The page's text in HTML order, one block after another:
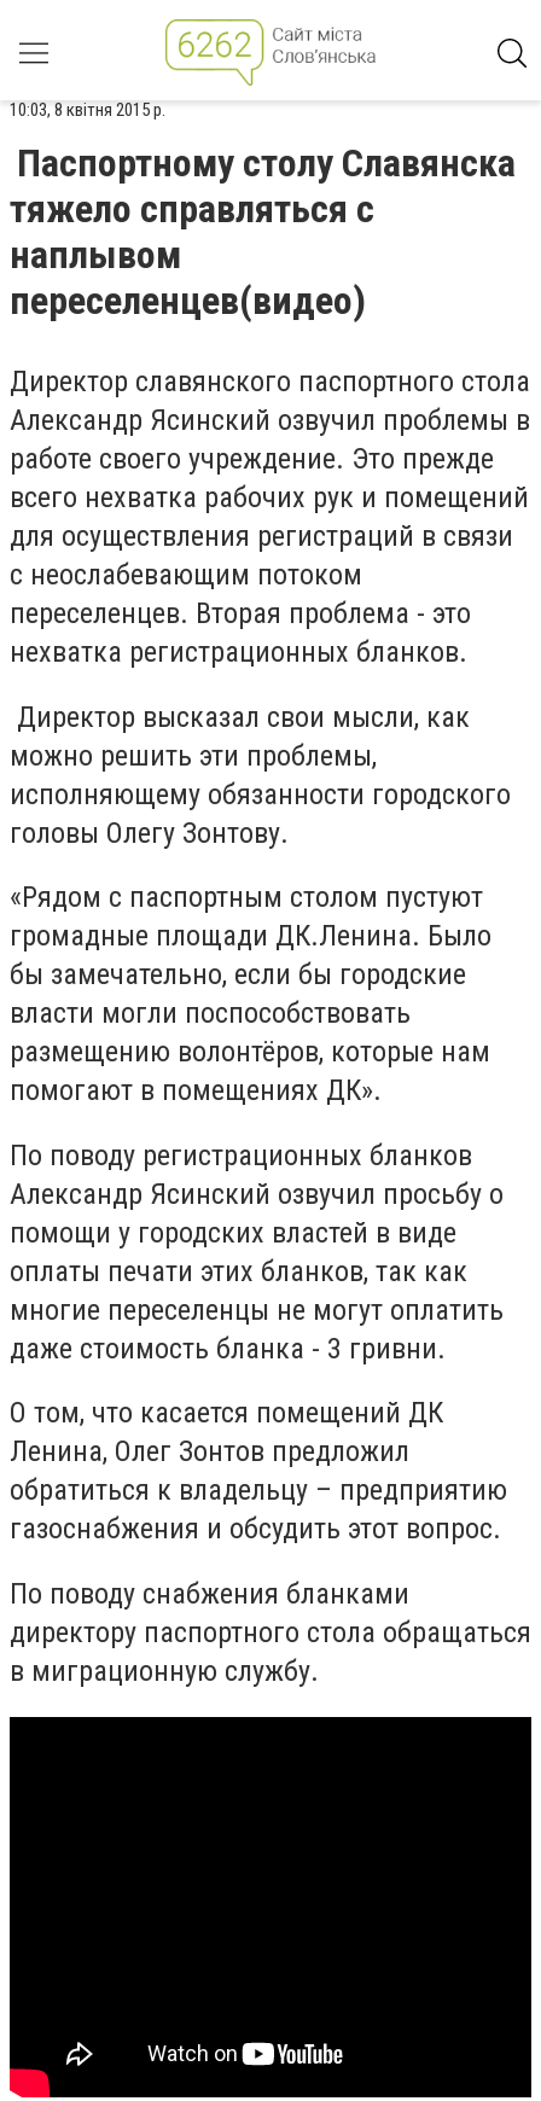
10:03, 8 квітня 2015 р.
Паспортному столу Славянска
тяжело справляться с
наплывом
переселенцев(видео)
Директор славянского паспортного стола
Александр Ясинский озвучил проблемы в
работе своего учреждение. Это прежде
всего нехватка рабочих рук и помещений
для осуществления регистраций в связи
с неослабевающим потоком
переселенцев. Вторая проблема - это
нехватка регистрационных бланков.
Директор высказал свои мысли, как
можно решить эти проблемы,
исполняющему обязанности городского
головы Олегу Зонтову.
«Рядом с паспортным столом пустуют
громадные площади ДК.Ленина. Было
бы замечательно, если бы городские
власти могли поспособствовать
размещению волонтёров, которые нам
помогают в помещениях ДК».
По поводу регистрационных бланков
Александр Ясинский озвучил просьбу о
помощи у городских властей в виде
оплаты печати этих бланков, так как
многие переселенцы не могут оплатить
даже стоимость бланка - 3 гривни.
О том, что касается помещений ДК
Ленина, Олег Зонтов предложил
обратиться к владельцу – предприятию
газоснабжения и обсудить этот вопрос.
По поводу снабжения бланками
директору паспортного стола обращаться
в миграционную службу.